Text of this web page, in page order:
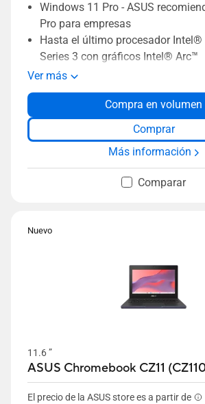
Windows 11 Pro - ASUS
Pro para empresas
Hasta el último procesador Intel®
Series 3 con gráficos Intel® Arc™
Hasta 50 TOPS de rendimiento
Hasta pantalla OLED Tandem 3K
con 1400 nits de brillo HDR
Diseño premium totalmente
0.99 kg y 10.9 mm de grosor
Durabilidad 9H que aprovecha la
nanocéramica
El sistema de refrigeración de
Seguridad de nivel empresarial
Ver más
Compra en volumen
Comprar
Más información
Comparar
Nuevo
11.6 ”
ASUS Chromebook CZ11
El precio de la ASUS store es a partir de